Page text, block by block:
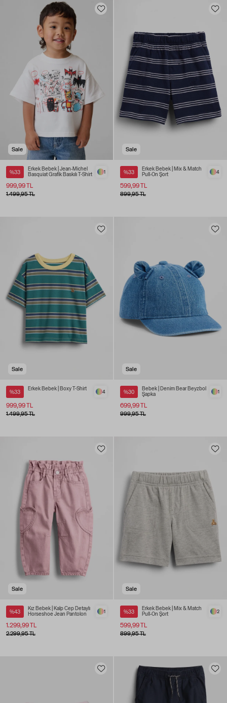
Sale
%33
Erkek Bebek | Jean-Michel
Basquiat Grafik Baskılı T-Shirt
999,99 TL
1
1.499,95 TL
Sale
%33
Erkek Bebek | Mix & Match
Pull-On Şort
599,99 TL
4
899,95 TL
Sale
%33
Erkek Bebek | Boxy T-Shirt
999,99 TL
4
1.499,95 TL
Sale
%30
Bebek | Denim Bear Beyzbol
Şapka
699,99 TL
1
999,95 TL
Sale
%43
Kız Bebek | Kalp Cep Detaylı
Horseshoe Jean Pantolon
1.299,99 TL
1
2.299,95 TL
Sale
%33
Erkek Bebek | Mix & Match
Pull-On Şort
599,99 TL
2
899,95 TL